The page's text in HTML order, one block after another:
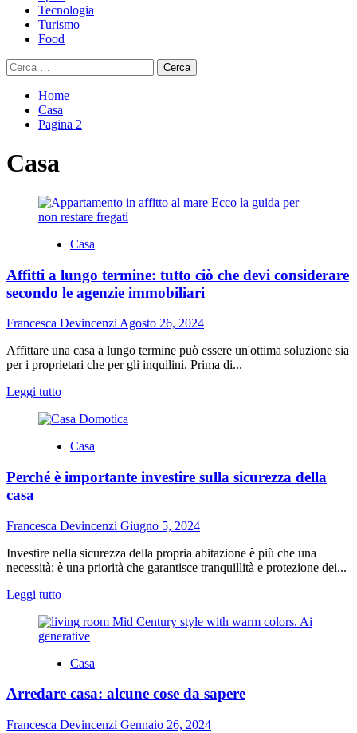
Tecnologia
Turismo
Food
Ricerca
per:
Home
Casa
Pagina 2
Casa
Casa
Affitti a lungo termine: tutto ciò che devi considerare
secondo le agenzie immobiliari
Francesca Devincenzi Agosto 26, 2024
Affittare una casa a lungo termine può essere un'ottima soluzione sia
per i proprietari che per gli inquilini. Prima di...
Leggi tuttoLeggi
più
Affitti
lungo
ciò
che
devi
considerare
secondo
le
immobiliari
Casa
Perché è importante investire sulla sicurezza della
casa
Francesca Devincenzi Giugno 5, 2024
Investire nella sicurezza della propria abitazione è più che una
necessità; è una priorità che garantisce tranquillità e protezione dei...
Leggi tuttoLeggi
più
su
è
investire
sicurezza
Casa
Arredare casa: alcune cose da sapere
Francesca Devincenzi Gennaio 26, 2024